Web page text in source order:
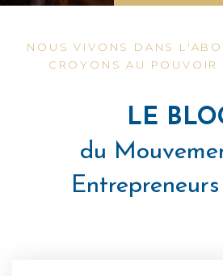
NOUS VIVONS DANS
CROYONS AU POUVOIR
LE
du